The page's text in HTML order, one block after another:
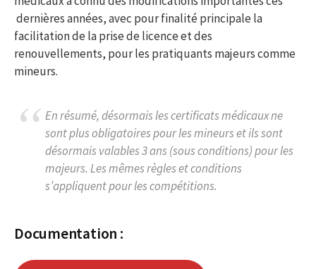
dernières années, avec pour finalité principale la
facilitation de la prise de licence et des
renouvellements, pour les pratiquants majeurs comme
mineurs.
En résumé, désormais les certificats médicaux ne
sont plus obligatoires pour les mineurs et ils sont
désormais valables 3 ans (sous conditions) pour les
majeurs. Les mêmes règles et conditions
s’appliquent pour les compétitions.
Documentation :